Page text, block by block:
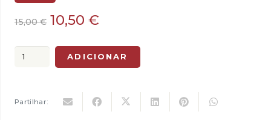
15,00€ O
original
era:
10,50 €
atual
é:
Quantidade
Pintura
ADICIONAR
Partilhar: